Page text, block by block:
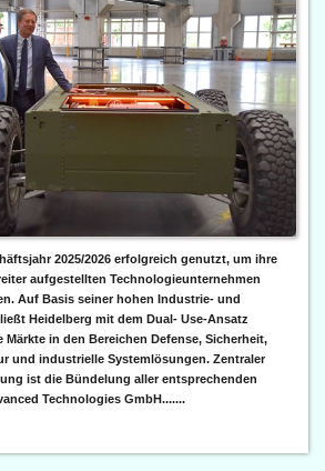
2025/2026 erfolgreich genutzt, um ihre
aufgestellten Technologieunternehmen
Auf Basis seiner hohen Industrie- und
Heidelberg mit dem Dual- Use-Ansatz
in den Bereichen Defense, Sicherheit,
und industrielle Systemlösungen. Zentraler
ist die Bündelung aller entsprechenden
Technologies GmbH.......